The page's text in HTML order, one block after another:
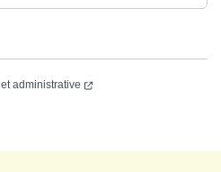
administrative